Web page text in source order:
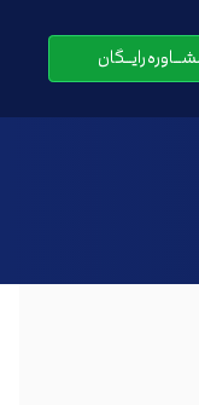
رایـــگان